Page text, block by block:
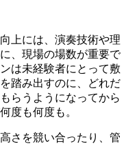
上には、演奏技術や理
、現場の場数が重要で
は未経験者にとって敷
踏み出すのに、どれだ
らうようになってから
度も何度も。
さを競い合ったり、管